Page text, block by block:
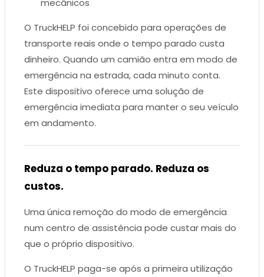
O TruckHELP foi concebido para operações de
transporte reais onde o tempo parado custa
dinheiro. Quando um camião entra em modo de
emergência na estrada, cada minuto conta.
Este dispositivo oferece uma solução de
emergência imediata para manter o seu veículo
em andamento.
Reduza o tempo parado. Reduza os
custos.
Uma única remoção do modo de emergência
num centro de assistência pode custar mais do
que o próprio dispositivo.
O TruckHELP paga-se após a primeira utilização